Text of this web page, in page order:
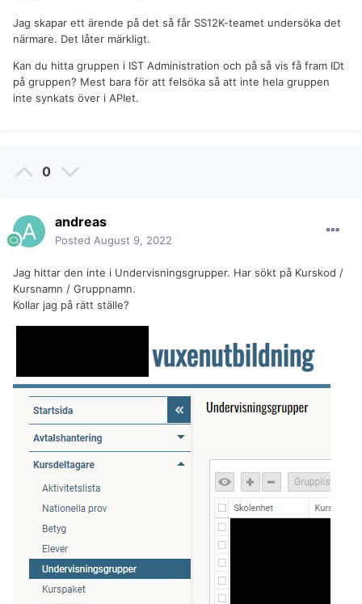
Jag skapar ett ärende på det så får SS12K-teamet undersöka det
närmare. Det låter märkligt.
Kan du hitta gruppen i IST Administration och på så vis få fram IDt
på gruppen? Mest bara för att felsöka så att inte hela gruppen
inte synkats över i APIet.
0
andreas
Posted August 9, 2022
Jag hittar den inte i Undervisningsgrupper. Har sökt på Kurskod /
Kursnamn / Gruppnamn.
Kollar jag på rätt ställe?